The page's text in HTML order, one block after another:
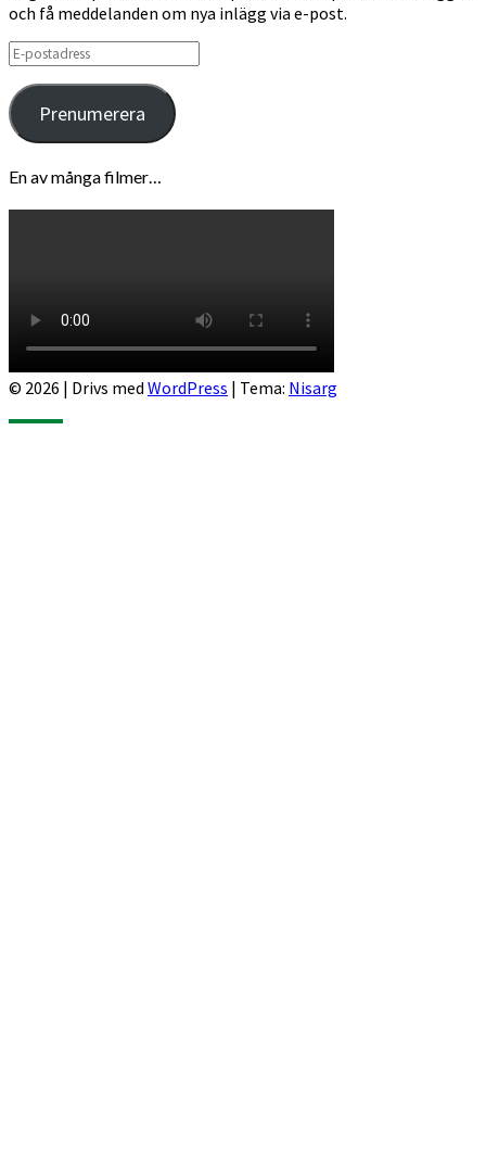
och få meddelanden om nya inlägg via e-post.
E-
postadress
Prenumerera
En av många filmer…
© 2026 | Drivs med WordPress | Tema: Nisarg